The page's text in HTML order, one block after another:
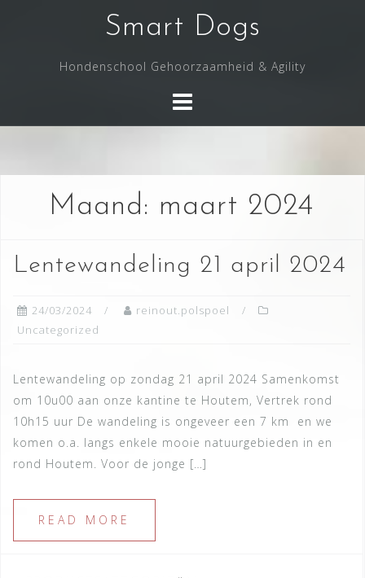
Smart Dogs
Hondenschool Gehoorzaamheid & Agility
Maand: maart 2024
Lentewandeling 21 april 2024
24/03/2024
reinout.polspoel
Uncategorized
Lentewandeling op zondag 21 april 2024 Samenkomst
om 10u00 aan onze kantine te Houtem, Vertrek rond
10h15 uur De wandeling is ongeveer een 7 km en we
komen o.a. langs enkele mooie natuurgebieden in en
rond Houtem. Voor de jonge […]
READ MORE